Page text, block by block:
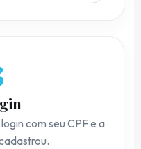
com seu CPF e a